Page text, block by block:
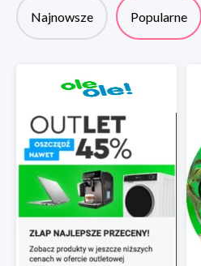
Najnowsze Popularne